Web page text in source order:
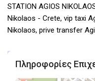
STATION AGIOS
Nikolaos - Crete, vip taxi
Nikolaos, prive transfer
Πληροφορίες